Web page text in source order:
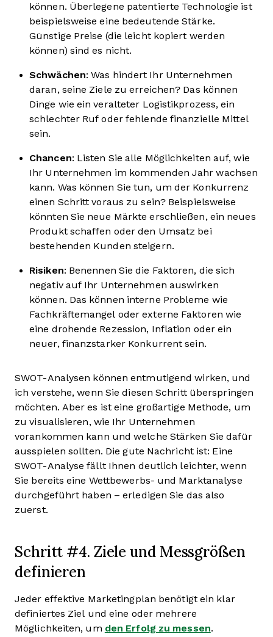
können. Überlegene patentierte Technologie ist
beispielsweise eine bedeutende Stärke.
Günstige Preise (die leicht kopiert werden
können) sind es nicht.
Schwächen: Was hindert Ihr Unternehmen
daran, seine Ziele zu erreichen? Das können
Dinge wie ein veralteter Logistikprozess, ein
schlechter Ruf oder fehlende finanzielle Mittel
sein.
Chancen: Listen Sie alle Möglichkeiten auf, wie
Ihr Unternehmen im kommenden Jahr wachsen
kann. Was können Sie tun, um der Konkurrenz
einen Schritt voraus zu sein? Beispielsweise
könnten Sie neue Märkte erschließen, ein neues
Produkt schaffen oder den Umsatz bei
bestehenden Kunden steigern.
Risiken: Benennen Sie die Faktoren, die sich
negativ auf Ihr Unternehmen auswirken
können. Das können interne Probleme wie
Fachkräftemangel oder externe Faktoren wie
eine drohende Rezession, Inflation oder ein
neuer, finanzstarker Konkurrent sein.
SWOT-Analysen können entmutigend wirken, und
ich verstehe, wenn Sie diesen Schritt überspringen
möchten. Aber es ist eine großartige Methode, um
zu visualisieren, wie Ihr Unternehmen
vorankommen kann und welche Stärken Sie dafür
ausspielen sollten. Die gute Nachricht ist: Eine
SWOT-Analyse fällt Ihnen deutlich leichter, wenn
Sie bereits eine Wettbewerbs- und Marktanalyse
durchgeführt haben – erledigen Sie das also
zuerst.
Schritt #4. Ziele und Messgrößen
definieren
Jeder effektive Marketingplan benötigt ein klar
definiertes Ziel und eine oder mehrere
Möglichkeiten, um den Erfolg zu messen.